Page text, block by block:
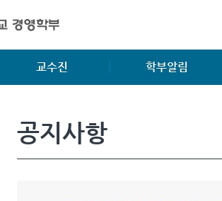
교수진
명예교수
학부알림
공지사항